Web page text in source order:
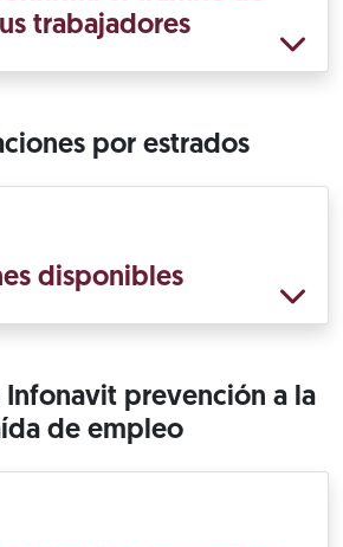
trabajadores
por estrados
disponibles
prevención a la
de empleo